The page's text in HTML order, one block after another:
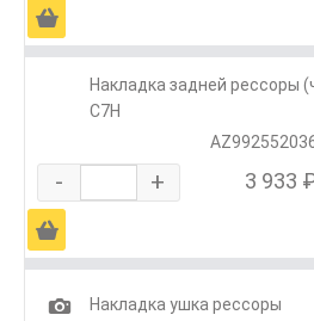
Ä
Накладка задней рессоры
C7H
- + 3 933
Ä
1
Накладка ушка рессоры